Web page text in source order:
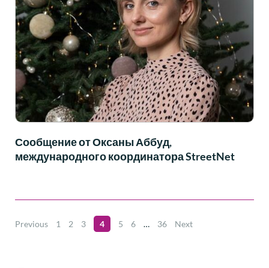
Сообщение от Оксаны Аббуд,
международного координатора StreetNet
Previous 1 2 3 4 5 6 … 36 Next